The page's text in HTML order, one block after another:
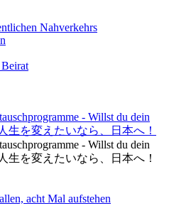
Nahverkehrs
- Willst du dein
生を変えたいなら、日本へ！
- Willst du dein
生を変えたいなら、日本へ！
acht Mal aufstehen